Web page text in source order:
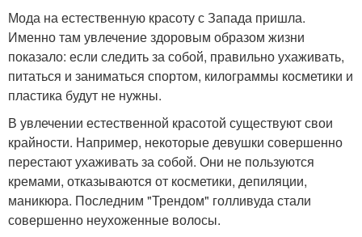
Мода на естественную красоту с Запада пришла.
Именно там увлечение здоровым образом жизни
показало: если следить за собой, правильно ухаживать,
питаться и заниматься спортом, килограммы косметики и
пластика будут не нужны.
В увлечении естественной красотой существуют свои
крайности. Например, некоторые девушки совершенно
перестают ухаживать за собой. Они не пользуются
кремами, отказываются от косметики, депиляции,
маникюра. Последним "Трендом" голливуда стали
совершенно неухоженные волосы.